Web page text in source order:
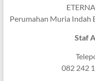
Perumahan Muria Indah
Staf
082 242